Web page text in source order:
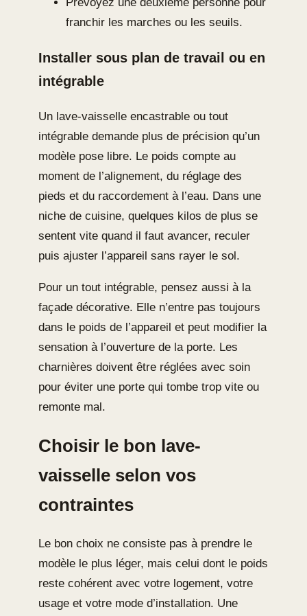
franchir les marches ou les seuils.
Installer sous plan de travail ou en
intégrable
Un lave-vaisselle encastrable ou tout
intégrable demande plus de précision qu’un
modèle pose libre. Le poids compte au
moment de l’alignement, du réglage des
pieds et du raccordement à l’eau. Dans une
niche de cuisine, quelques kilos de plus se
sentent vite quand il faut avancer, reculer
puis ajuster l’appareil sans rayer le sol.
Pour un tout intégrable, pensez aussi à la
façade décorative. Elle n’entre pas toujours
dans le poids de l’appareil et peut modifier la
sensation à l’ouverture de la porte. Les
charnières doivent être réglées avec soin
pour éviter une porte qui tombe trop vite ou
remonte mal.
Choisir le bon lave-
vaisselle selon vos
contraintes
Le bon choix ne consiste pas à prendre le
modèle le plus léger, mais celui dont le poids
reste cohérent avec votre logement, votre
usage et votre mode d’installation. Une